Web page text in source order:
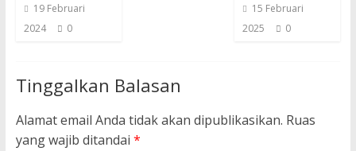
19 Februari
2024
0
15 Februari
2025
0
Tinggalkan Balasan
Alamat email Anda tidak akan dipublikasikan. Ruas
yang wajib ditandai *